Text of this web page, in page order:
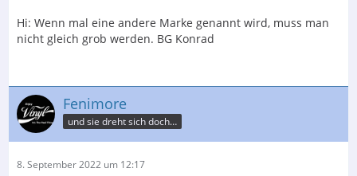
Hi: Wenn mal eine andere Marke genannt wird, muss man
nicht gleich grob werden. BG Konrad
Fenimore
und sie dreht sich doch…
8. September 2022 um 12:17